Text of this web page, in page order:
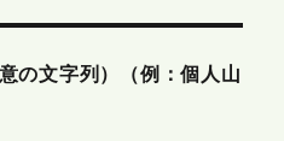
の文字列）（例：個人山